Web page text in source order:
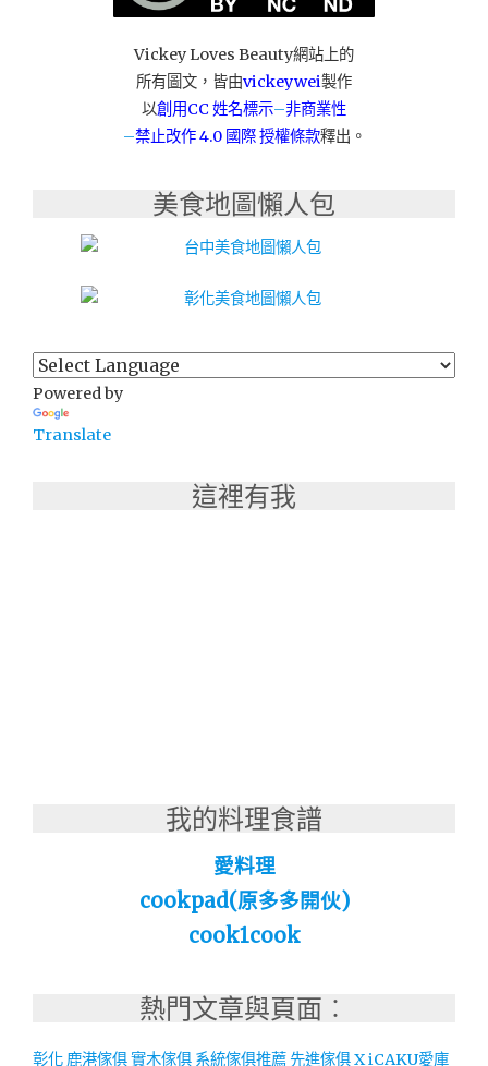
45
號
咖
啡"
Vickey Loves Beauty網站上的
所有圖文，皆由vickeywei製作
以創用CC 姓名標示–非商業性
–禁止改作4.0 國際 授權條款釋出。
美食地圖懶人包
Powered by
Translate
這裡有我
我的料理食譜
愛料理
cookpad(原多多開伙)
cook1cook
熱門文章與頁面︰
彰化 鹿港傢俱 實木傢俱 系統傢俱推薦 先進傢俱 X iCAKU愛庫